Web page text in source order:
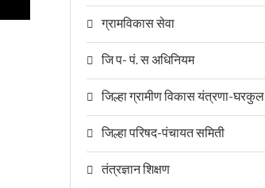
ग्रामविकास सेवा
जि प- पं. स अधिनियम
जिल्हा ग्रामीण विकास यंत्रणा-घरकुल
जिल्हा परिषद-पंचायत समिती
तंत्रज्ञान शिक्षण